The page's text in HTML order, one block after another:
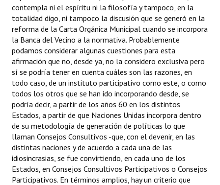
Resoluciones
Resoluciones de Presidencia
INSTITUCIONAL
Antiguos Pobladores
Noticias Destacadas
Registros y Distinciones
Datos Históricos
Premio al Mérito - Registro
Audiencias Públicas - Registro
contempla ni el espíritu ni la filosofía y tampoco, en la
totalidad digo, ni tampoco la discusión que se generó en la
reforma de la Carta Orgánica Municipal cuando se incorpora
la Banca del Vecino a la normativa. Probablemente
podamos considerar algunas cuestiones para esta
afirmación que no, desde ya, no la considero exclusiva pero
sí se podría tener en cuenta cuáles son las razones, en
todo caso, de un instituto participativo como este, o como
todos los otros que se han ido incorporando desde, se
podría decir, a partir de los años 60 en los distintos
Estados, a partir de que Naciones Unidas incorpora dentro
de su metodología de generación de políticas lo que
llaman Consejos Consultivos -que, con el devenir, en las
distintas naciones y de acuerdo a cada una de las
idiosincrasias, se fue convirtiendo, en cada uno de los
Estados, en Consejos Consultivos Participativos o Consejos
Participativos. En términos amplios, hay un criterio que